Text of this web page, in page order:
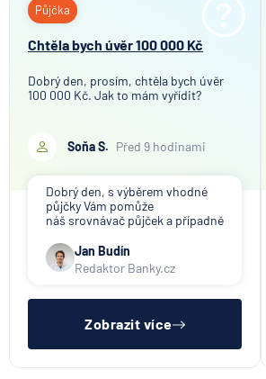
NN Penzijní společnost
NN Životná poisťovňa
PPF banka
Sparkasse Oberlausitz
Stavební spořitelna České spořitelny
SV pojišťovna
Trinity Bank
UniCredit Bank
UNIQA penzijní společnost
UNIQA pojišťovna
Vitalitas pojišťovna
Volksbank Löbau-Zittau eG
Půjčka
Chtěla bych úvěr 100 000 Kč
Dobrý den, prosím, chtěla bych úvěr
100 000 Kč. Jak to mám vyřídit?
Soňa S. Před 9 hodinami
Dobrý den, s výběrem vhodné
půjčky Vám pomůže
náš srovnávač půjček a případně
půjček. Pro získání půjčky je
třeba mít dostatečný příjem,
nebýt ve zkušební ani výpovědní
Jan Budín
Redaktor Banky.cz
Zobrazit více